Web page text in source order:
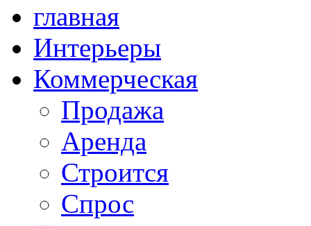
главная
Интерьеры
Коммерческая
Продажа
Аренда
Строится
Спрос